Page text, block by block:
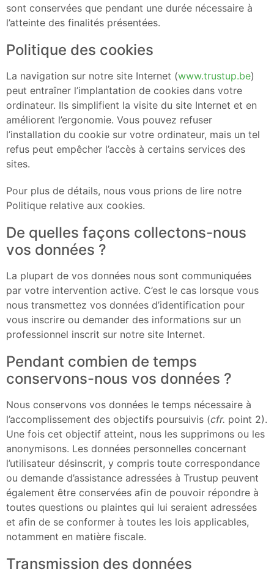
sont conservées que pendant une durée nécessaire à
l’atteinte des finalités présentées.
Politique des cookies
La navigation sur notre site Internet (www.trustup.be)
peut entraîner l’implantation de cookies dans votre
ordinateur. Ils simplifient la visite du site Internet et en
améliorent l’ergonomie. Vous pouvez refuser
l’installation du cookie sur votre ordinateur, mais un tel
refus peut empêcher l’accès à certains services des
sites.
Pour plus de détails, nous vous prions de lire notre
Politique relative aux cookies.
De quelles façons collectons-nous
vos données ?
La plupart de vos données nous sont communiquées
par votre intervention active. C’est le cas lorsque vous
nous transmettez vos données d’identification pour
vous inscrire ou demander des informations sur un
professionnel inscrit sur notre site Internet.
Pendant combien de temps
conservons-nous vos données ?
Nous conservons vos données le temps nécessaire à
l’accomplissement des objectifs poursuivis (cfr. point 2).
Une fois cet objectif atteint, nous les supprimons ou les
anonymisons. Les données personnelles concernant
l’utilisateur désinscrit, y compris toute correspondance
ou demande d’assistance adressées à Trustup peuvent
également être conservées afin de pouvoir répondre à
toutes questions ou plaintes qui lui seraient adressées
et afin de se conformer à toutes les lois applicables,
notamment en matière fiscale.
Transmission des données